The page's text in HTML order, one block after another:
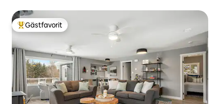
Populär gästfavorit
Gästfavorit